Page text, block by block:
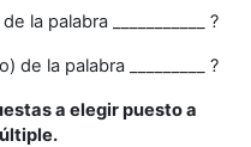
la palabra ___________ ?
la palabra _________ ?
a elegir puesto a